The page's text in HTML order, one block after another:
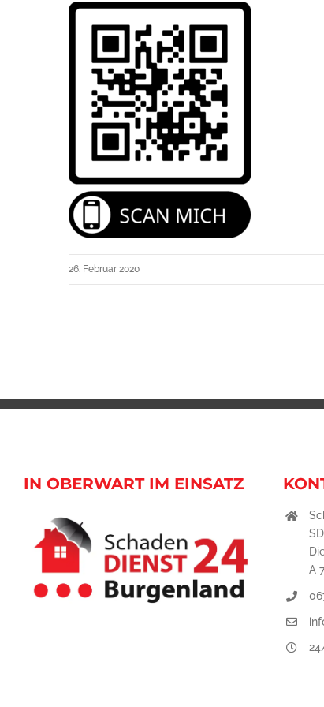
26. Februar 2020
IN OBERWART IM EINSATZ
A